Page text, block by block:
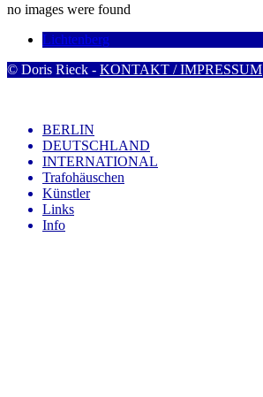
no images were found
Lichtenberg
© Doris Rieck - KONTAKT / IMPRESSUM
BERLIN
DEUTSCHLAND
INTERNATIONAL
Trafohäuschen
Künstler
Links
Info